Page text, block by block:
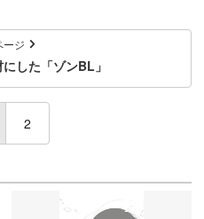
ージ
した「ゾンBL」
2